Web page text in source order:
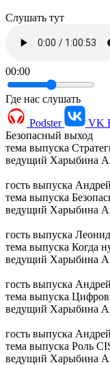
Cлушать тут
00:00
Где нас слушать
Podster VK
Безопасный выход
тема выпуска
ведущий Харыбина
гость выпуска
тема выпуска
ведущий Харыбина
гость выпуска
тема выпуска Когда
ведущий Харыбина
гость выпуска
тема выпуска
ведущий Харыбина
гость выпуска
тема выпуска Роль
ведущий Харыбина